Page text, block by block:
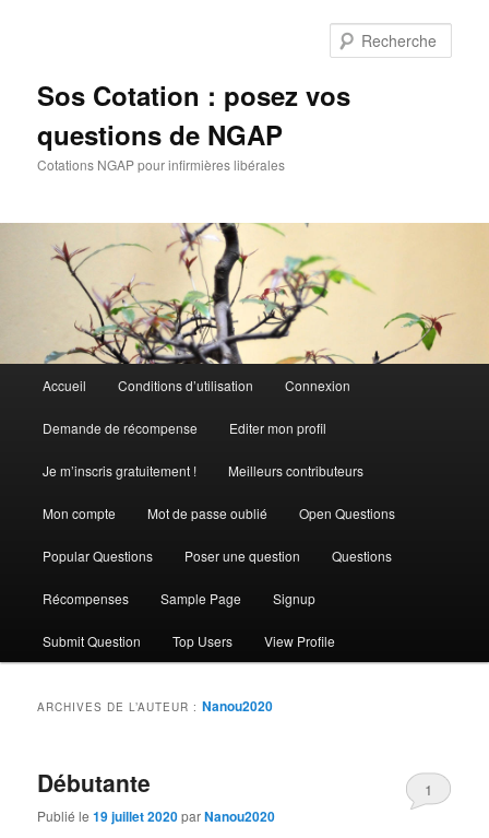
Sos Cotation : posez vos
questions de NGAP
Cotations NGAP pour infirmières libérales
principal
Accueil Conditions d’utilisation Connexion
Demande de récompense Editer mon profil
Je m’inscris gratuitement ! Meilleurs contributeurs
Mon compte Mot de passe oublié Open Questions
Popular Questions Poser une question Questions
Récompenses Sample Page Signup
Submit Question Top Users View Profile
ARCHIVES DE L’AUTEUR : Nanou2020
Débutante
Publié le19 juillet 2020parNanou2020
1